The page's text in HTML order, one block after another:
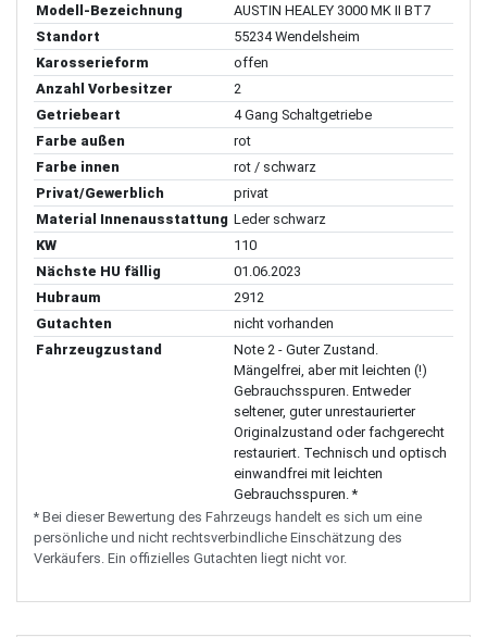
Modell-Bezeichnung
AUSTIN HEALEY 3000 MK II BT7
Standort
55234 Wendelsheim
Karosserieform
offen
Anzahl Vorbesitzer
2
Getriebeart
4 Gang Schaltgetriebe
Farbe außen
rot
Farbe innen
rot / schwarz
Privat/Gewerblich
privat
Material Innenausstattung Leder schwarz
KW
110
Nächste HU fällig
01.06.2023
Hubraum
2912
Gutachten
nicht vorhanden
Fahrzeugzustand
Note 2 - Guter Zustand.
Mängelfrei, aber mit leichten (!)
Gebrauchsspuren. Entweder
seltener, guter unrestaurierter
Originalzustand oder fachgerecht
restauriert. Technisch und optisch
einwandfrei mit leichten
Gebrauchsspuren. *
* Bei dieser Bewertung des Fahrzeugs handelt es sich um eine
persönliche und nicht rechtsverbindliche Einschätzung des
Verkäufers. Ein offizielles Gutachten liegt nicht vor.